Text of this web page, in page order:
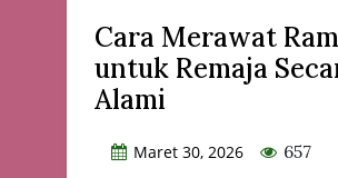
Cara Merawat
untuk Remaja
Alami
Maret 30, 2026 657